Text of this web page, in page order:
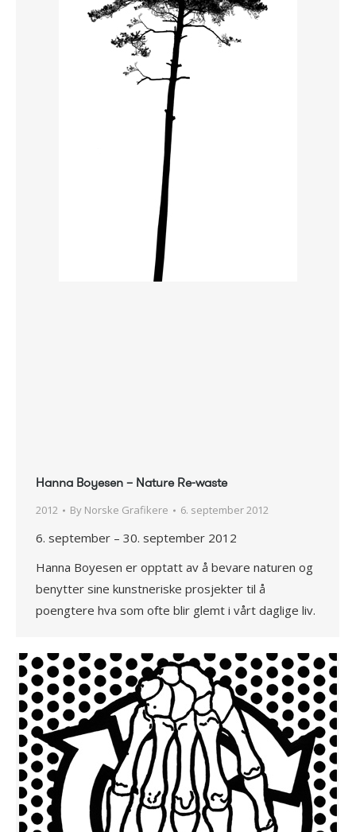
Hanna Boyesen – Nature Re-waste
2012 By Norske Grafikere 6. september 2012
6. september – 30. september 2012
Hanna Boyesen er opptatt av å bevare naturen og
benytter sine kunstneriske prosjekter til å
poengtere hva som ofte blir glemt i vårt daglige liv.